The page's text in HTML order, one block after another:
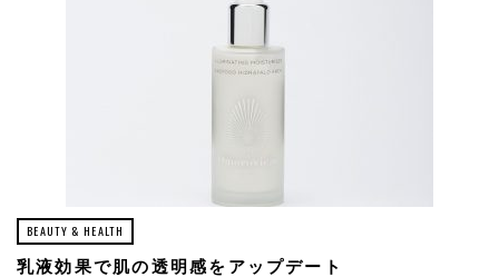
BEAUTY & HEALTH
乳液効果で肌の透明感をアップデート